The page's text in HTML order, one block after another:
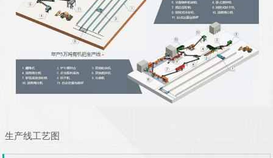
生产线工艺图